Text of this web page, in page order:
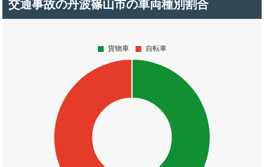
交通事故の丹波篠山市の車両種別割合